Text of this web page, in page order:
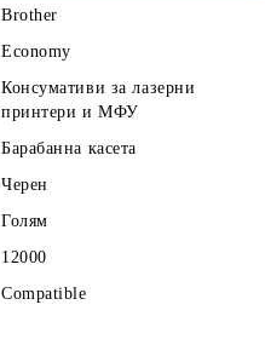
Brother
Economy
Консумативи за лазерни
принтери и МФУ
Барабанна касета
Черен
Голям
12000
Compatible